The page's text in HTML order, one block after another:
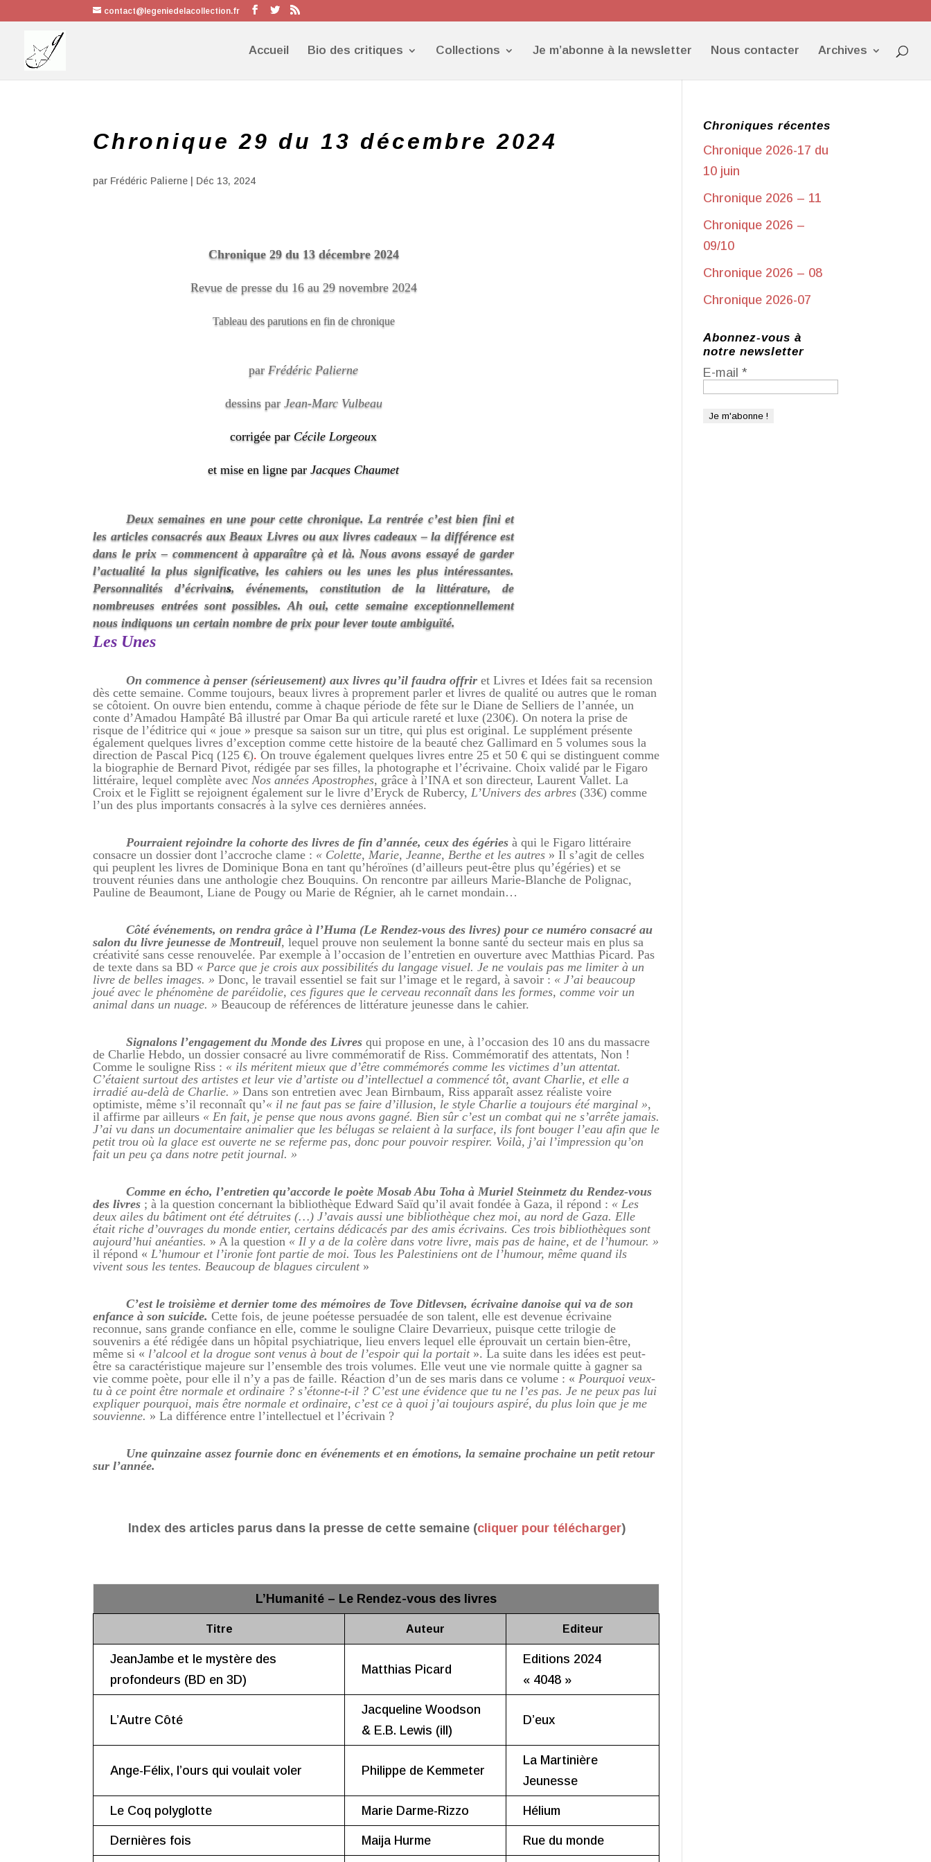
contact@legeniedelacollection.fr
Accueil Bio des critiques Collections Je m’abonne à la newsletter Nous contacter Archives
Chronique 29 du 13 décembre 2024
par Frédéric Palierne Déc 13, 2024
Chronique 29 du 13 décembre 2024
Revue de presse du 16 au 29 novembre 2024
Tableau des parutions en fin de chronique
parFrédéric Palierne
dessins par Jean-Marc Vulbeau
corrigée parCécile Lorgeoux
et mise en ligne parJacques Chaumet
Deux semaines en une pour cette chronique. La rentrée c’est bien fini et
les articles consacrés aux Beaux Livres ou aux livres cadeaux – la différence est
dans le prix – commencent à apparaître çà et là. Nous avons essayé de garder
l’actualité la plus significative, les cahiers ou les unes les plus intéressantes.
Personnalités d’écrivains, événements, constitution de la littérature, de
nombreuses entrées sont possibles. Ah oui, cette semaine exceptionnellement
nous indiquons un certain nombre de prix pour lever toute ambiguïté.
Les Unes
On commence à penser (sérieusement) aux livres qu’il faudra offriret Livres et Idées fait sa recension
dès cette semaine. Comme toujours, beaux livres à proprement parler et livres de qualité ou autres que le roman
se côtoient. On ouvre bien entendu, comme à chaque période de fête sur le Diane de Selliers de l’année, un
conte d’Amadou Hampâté Bâ illustré par Omar Ba qui articule rareté et luxe (230€). On notera la prise de
risque de l’éditrice qui « joue » presque sa saison sur un titre, qui plus est original. Le supplément présente
également quelques livres d’exception comme cette histoire de la beauté chez Gallimard en 5 volumes sous la
direction de Pascal Picq (125 €).On trouve également quelques livres entre 25 et 50 € qui se distinguent comme
la biographie de Bernard Pivot, rédigée par ses filles, la photographe et l’écrivaine. Choix validé par le Figaro
littéraire, lequel complète avecNos années Apostrophes, grâce à l’INA et son directeur, Laurent Vallet. La
Croix et le Figlitt se rejoignent également sur le livre d’Eryck de Rubercy,L’Univers des arbres (33€) comme
l’un des plus importants consacrés à la sylve ces dernières années.
Pourraient rejoindre la cohorte des livres de fin d’année, ceux des égériesà qui le Figaro littéraire
consacre un dossier dont l’accroche clame : « Colette, Marie, Jeanne, Berthe et les autres » Il s’agit de celles
qui peuplent les livres de Dominique Bona en tant qu’héroïnes (d’ailleurs peut-être plus qu’égéries) et se
trouvent réunies dans une anthologie chez Bouquins. On rencontre par ailleurs Marie-Blanche de Polignac,
Pauline de Beaumont, Liane de Pougy ou Marie de Régnier, ah le carnet mondain…
Côté événements, on rendra grâce à l’Huma (Le Rendez-vous des livres) pour ce numéro consacré au
salon du livre jeunesse de Montreuil, lequel prouve non seulement la bonne santé du secteur mais en plus sa
créativité sans cesse renouvelée. Par exemple à l’occasion de l’entretien en ouverture avec Matthias Picard. Pas
de texte dans sa BD « Parce que je crois aux possibilités du langage visuel. Je ne voulais pas me limiter à un
livre de belles images. » Donc, le travail essentiel se fait sur l’image et le regard, à savoir : « J’ai beaucoup
joué avec le phénomène de paréidolie, ces figures que le cerveau reconnaît dans les formes, comme voir un
animal dans un nuage. » Beaucoup de références de littérature jeunesse dans le cahier.
Signalons l’engagement du Monde des Livresqui propose en une, à l’occasion des 10 ans du massacre
de Charlie Hebdo, un dossier consacré au livre commémoratif de Riss. Commémoratif des attentats, Non !
Comme le souligne Riss : « ils méritent mieux que d’être commémorés comme les victimes d’un attentat.
C’étaient surtout des artistes et leur vie d’artiste ou d’intellectuel a commencé tôt, avant Charlie, et elle a
irradié au-delà de Charlie. » Dans son entretien avec Jean Birnbaum, Riss apparaît assez réaliste voire
optimiste, même s’il reconnaît qu’« il ne faut pas se faire d’illusion, le style Charlie a toujours été marginal »,
il affirme par ailleurs « En fait, je pense que nous avons gagné. Bien sûr c’est un combat qui ne s’arrête jamais.
J’ai vu dans un documentaire animalier que les bélugas se relaient à la surface, ils font bouger l’eau afin que le
petit trou où la glace est ouverte ne se referme pas, donc pour pouvoir respirer. Voilà, j’ai l’impression qu’on
fait un peu ça dans notre petit journal. »
Comme en écho, l’entretien qu’accorde le poète Mosab Abu Toha à Muriel Steinmetz du Rendez-vous
des livres ; à la question concernant la bibliothèque Edward Saïd qu’il avait fondée à Gaza, il répond : « Les
deux ailes du bâtiment ont été détruites (…) J’avais aussi une bibliothèque chez moi, au nord de Gaza. Elle
était riche d’ouvrages du monde entier, certains dédicacés par des amis écrivains. Ces trois bibliothèques sont
aujourd’hui anéanties. »A la question « Il y a de la colère dans votre livre, mais pas de haine, et de l’humour. »
il répond «L’humour et l’ironie font partie de moi. Tous les Palestiniens ont de l’humour, même quand ils
vivent sous les tentes. Beaucoup de blagues circulent»
C’est le troisième et dernier tome des mémoires de Tove Ditlevsen, écrivaine danoise qui va de son
enfance à son suicide. Cette fois, de jeune poétesse persuadée de son talent, elle est devenue écrivaine
reconnue, sans grande confiance en elle, comme le souligne Claire Devarrieux, puisque cette trilogie de
souvenirs a été rédigée dans un hôpital psychiatrique, lieu envers lequel elle éprouvait un certain bien-être,
même si « l’alcool et la drogue sont venus à bout de l’espoir qui la portait». La suite dans les idées est peut-
être sa caractéristique majeure sur l’ensemble des trois volumes. Elle veut une vie normale quitte à gagner sa
vie comme poète, pour elle il n’y a pas de faille.Réaction d’un de ses maris dans ce volume : «Pourquoi veux-
tu à ce point être normale et ordinaire ? s’étonne-t-il ? C’est une évidence que tu ne l’es pas. Je ne peux pas lui
expliquer pourquoi, mais être normale et ordinaire, c’est ce à quoi j’ai toujours aspiré, du plus loin que je me
souvienne. » La différence entre l’intellectuel et l’écrivain ?
Une quinzaine assez fournie donc en événements et en émotions, la semaine prochaine un petit retour
sur l’année.
Index des articles parus dans la presse de cette semaine (cliquer pour télécharger)
L’Humanité – Le Rendez-vous des livres
Titre Auteur Editeur
JeanJambe et le mystère des
profondeurs (BD en 3D)
Matthias Picard
Editions 2024
« 4048 »
L’Autre Côté
Jacqueline Woodson
& E.B. Lewis (ill)
D’eux
Ange-Félix, l’ours qui voulait voler Philippe de Kemmeter
La Martinière
Jeunesse
Le Coq polyglotte Marie Darme-Rizzo Hélium
Dernières fois Maija Hurme Rue du monde
Chroniques récentes
Chronique 2026-17 du
10 juin
Chronique 2026 – 11
Chronique 2026 –
09/10
Chronique 2026 – 08
Chronique 2026-07
Abonnez-vous à
notre newsletter
E-mail*